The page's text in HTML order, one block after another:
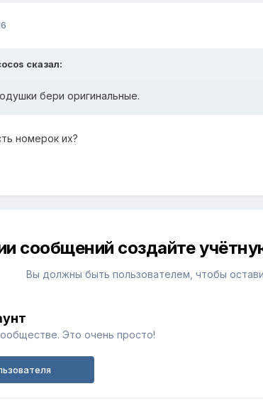
сказал:
бери оригинальные.
номерок их?
сообщений создайте
Вы должны быть пользователем, чтобы
Это очень просто!